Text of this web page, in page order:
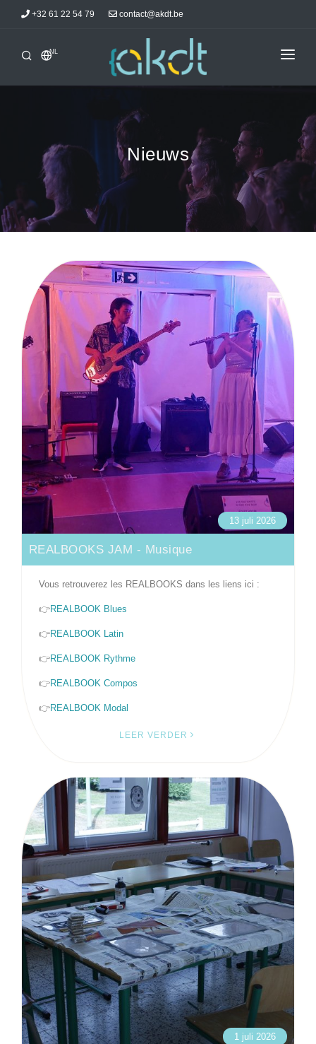
+32 61 22 54 79 contact@akdt.be
NL
ONTHAAL
INFORMATIE
ACTUALITEITEN
LOGEERPLAATSEN
AKDTICIENS
Nieuws
13 juli 2026
REALBOOKS JAM - Musique
Vous retrouverez les REALBOOKS dans les liens ici :
👉REALBOOK Blues
👉REALBOOK Latin
👉REALBOOK Rythme
👉REALBOOK Compos
👉REALBOOK Modal
LEER VERDER
1 juli 2026